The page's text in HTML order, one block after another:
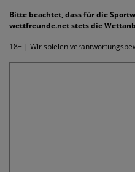
Bitte beachtet, dass für die
wettfreunde.net stets die
18+ | Wir spielen